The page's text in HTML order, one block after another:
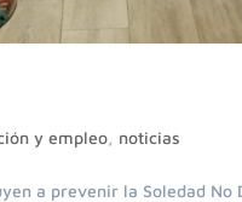
y empleo noticias
a prevenir la Soledad